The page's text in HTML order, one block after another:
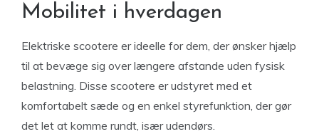
Mobilitet i hverdagen
Elektriske scootere er ideelle for dem, der ønsker hjælp
til at bevæge sig over længere afstande uden fysisk
belastning. Disse scootere er udstyret med et
komfortabelt sæde og en enkel styrefunktion, der gør
det let at komme rundt, især udendørs.